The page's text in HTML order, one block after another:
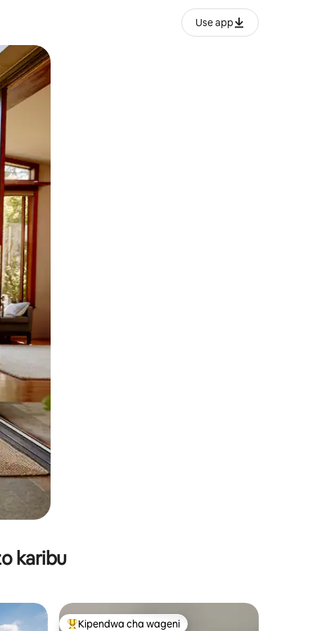
Use app
kidole kwenye ishara.
karibu
Kipendwa cha wageni